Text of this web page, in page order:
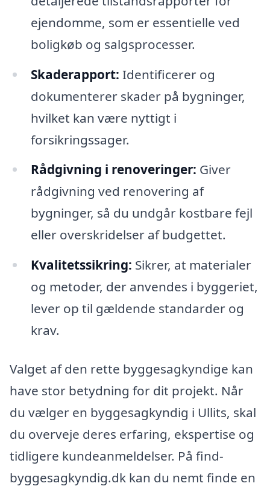
ejendomme, som er essentielle ved
boligkøb og salgsprocesser.
Skaderapport: Identificerer og
dokumenterer skader på bygninger,
hvilket kan være nyttigt i
forsikringssager.
Rådgivning i renoveringer: Giver
rådgivning ved renovering af
bygninger, så du undgår kostbare fejl
eller overskridelser af budgettet.
Kvalitetssikring: Sikrer, at materialer
og metoder, der anvendes i byggeriet,
lever op til gældende standarder og
krav.
Valget af den rette byggesagkyndige kan
have stor betydning for dit projekt. Når
du vælger en byggesagkyndig i Ullits, skal
du overveje deres erfaring, ekspertise og
tidligere kundeanmeldelser. På find-
byggesagkyndig.dk kan du nemt finde en